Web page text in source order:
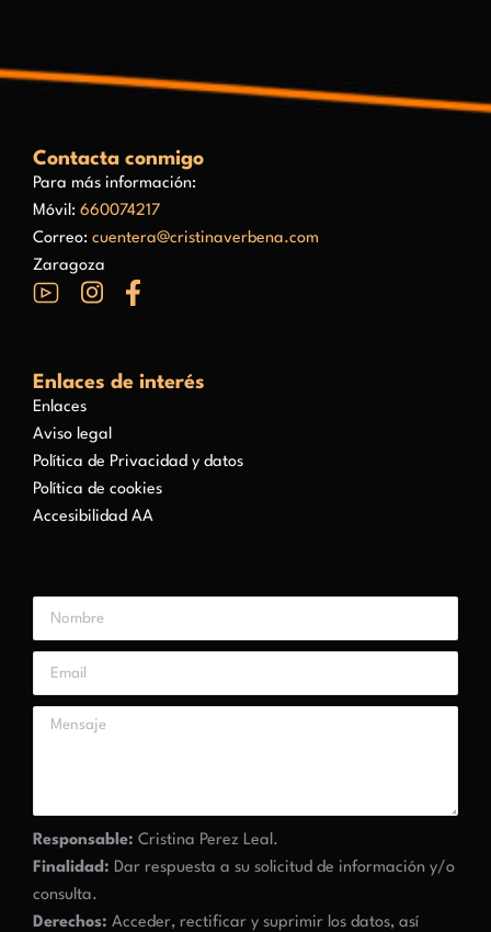
Contacta conmigo
Para más información:
Móvil: 660074217
Correo: cuentera@cristinaverbena.com
Zaragoza
Enlaces de interés
Enlaces
Aviso legal
Política de Privacidad y datos
Política de cookies
Accesibilidad AA
Responsable: Cristina Perez Leal.
Finalidad: Dar respuesta a su solicitud de información y/o
consulta.
Derechos: Acceder, rectificar y suprimir los datos, así